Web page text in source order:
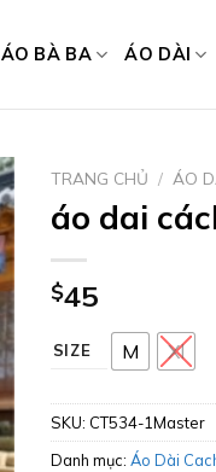
ÁO BÀ BA ÁO DÀI
TRANG CHỦ / ÁO
áo dai
$45
SIZE M Xl
SKU: CT534-1Master
Danh mục: Áo Dài